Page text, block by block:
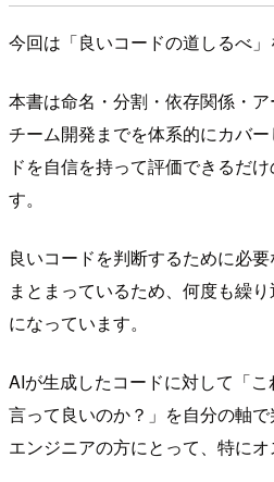
今回は「良いコードの道しるべ」
本書は命名・分割・依存関係・
チーム開発までを体系的にカバ
ドを自信を持って評価できるだ
す。
良いコードを判断するために必
まとまっているため、何度も繰
になっています。
AIが生成したコードに対して「
言って良いのか？」を自分の軸
エンジニアの方にとって、特にオ